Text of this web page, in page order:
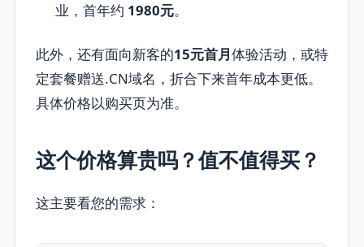
业，首年约 1980元。
此外，还有面向新客的15元首月体验活动，或特
定套餐赠送.CN域名，折合下来首年成本更低。
具体价格以购买页为准。
这个价格算贵吗？值不值得买？
这主要看您的需求：